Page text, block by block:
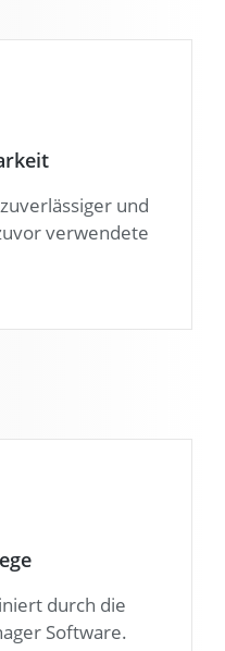
und
verwendete
durch die
Software.